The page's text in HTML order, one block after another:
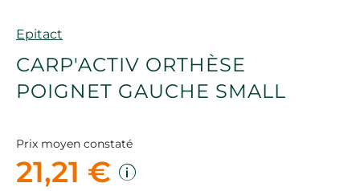
Marque
Epitact
CARP'ACTIV ORTHÈSE
POIGNET GAUCHE SMALL
Prix moyen constaté
21,21 €